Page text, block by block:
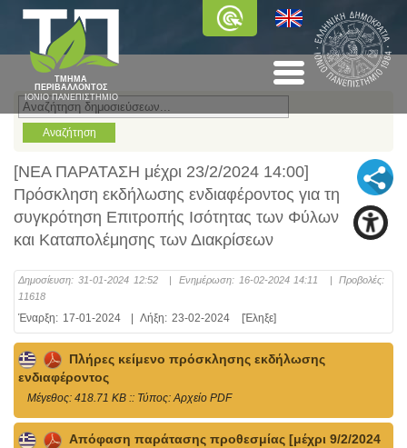
ΤΜΗΜΑ
ΠΕΡΙΒΑΛΛΟΝΤΟΣ
ΙΟΝΙΟ ΠΑΝΕΠΙΣΤΗΜΙΟ
[ΝΕΑ ΠΑΡΑΤΑΣΗ μέχρι 23/2/2024 14:00]
Πρόσκληση εκδήλωσης ενδιαφέροντος για τη
συγκρότηση Επιτροπής Ισότητας των Φύλων
και Καταπολέμησης των Διακρίσεων
Δημοσίευση: 31-01-2024 12:52 | Ενημέρωση: 16-02-2024 14:11 |
Προβολές:
11618
Έναρξη: 17-01-2024 Λήξη: 23-02-2024 [Έληξε]
Πλήρες κείμενο πρόσκλησης εκδήλωσης
ενδιαφέροντος
Mέγεθος: 418.71 KB :: Τύπος: Αρχείο PDF
Απόφαση παράτασης προθεσμίας [μέχρι 9/2/2024